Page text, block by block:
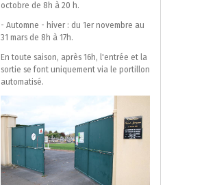
octobre de 8h à 20 h.
- Automne - hiver : du 1er novembre au
31 mars de 8h à 17h.
En toute saison, après 16h, l'entrée et la
sortie se font uniquement via le portillon
automatisé.